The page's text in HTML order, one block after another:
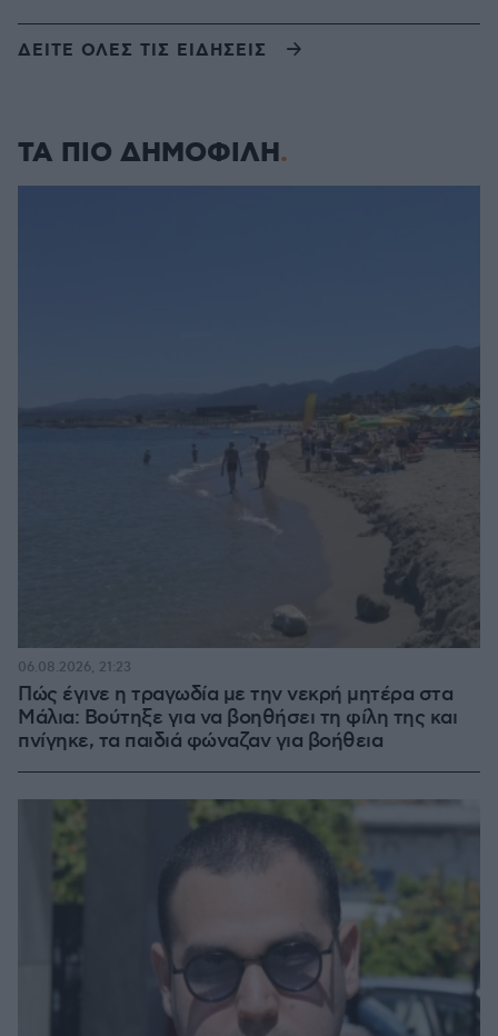
ΔΕΙΤΕ ΟΛΕΣ ΤΙΣ ΕΙΔΗΣΕΙΣ
ΤΑ ΠΙΟ ΔΗΜΟΦΙΛΗ
Πώς έγινε η τραγωδία με την νεκρή μητέρα στα
Μάλια: Βούτηξε για να βοηθήσει τη φίλη της και
πνίγηκε, τα παιδιά φώναζαν για βοήθεια
06.08.2026, 21:23